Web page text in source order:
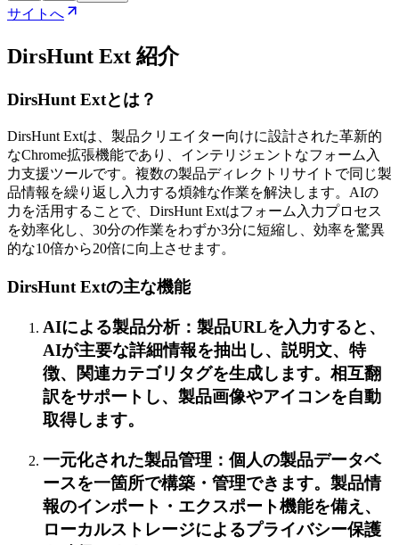
サイトへ
DirsHunt Ext 紹介
DirsHunt Extとは？
DirsHunt Extは、製品クリエイター向けに設計された革新的
なChrome拡張機能であり、インテリジェントなフォーム入
力支援ツールです。複数の製品ディレクトリサイトで同じ製
品情報を繰り返し入力する煩雑な作業を解決します。AIの
力を活用することで、DirsHunt Extはフォーム入力プロセス
を効率化し、30分の作業をわずか3分に短縮し、効率を驚異
的な10倍から20倍に向上させます。
DirsHunt Extの主な機能
AIによる製品分析：製品URLを入力すると、
AIが主要な詳細情報を抽出し、説明文、特
徴、関連カテゴリタグを生成します。相互翻
訳をサポートし、製品画像やアイコンを自動
取得します。
一元化された製品管理：個人の製品データベ
ースを一箇所で構築・管理できます。製品情
報のインポート・エクスポート機能を備え、
ローカルストレージによるプライバシー保護